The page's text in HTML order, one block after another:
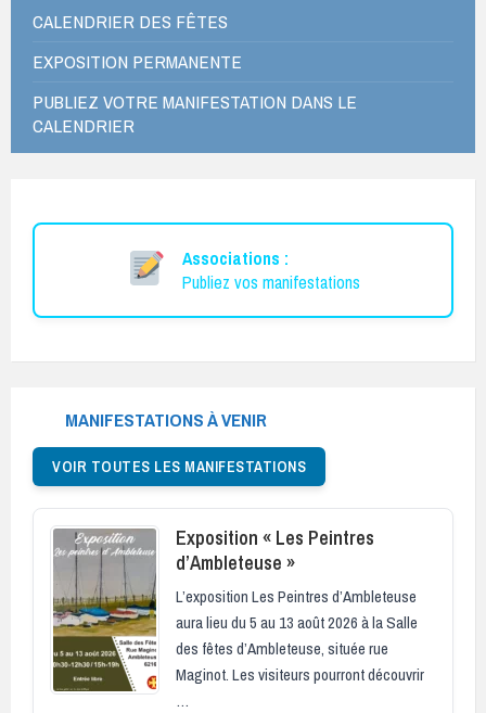
CALENDRIER DES FÊTES
EXPOSITION PERMANENTE
PUBLIEZ VOTRE MANIFESTATION DANS LE
CALENDRIER
Associations :
Publiez vos manifestations
MANIFESTATIONS À VENIR
VOIR TOUTES LES MANIFESTATIONS
Exposition « Les Peintres
d’Ambleteuse »
L’exposition Les Peintres d’Ambleteuse
aura lieu du 5 au 13 août 2026 à la Salle
des fêtes d’Ambleteuse, située rue
Maginot. Les visiteurs pourront découvrir
…